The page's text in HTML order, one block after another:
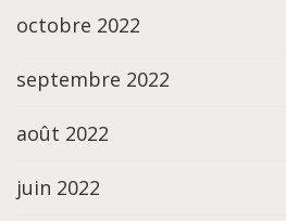
octobre 2022
septembre 2022
août 2022
juin 2022